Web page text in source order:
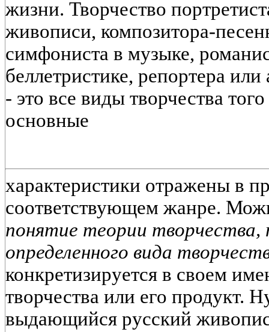
жизни. Творчество
живописи, композитора-
симфониста в музыке,
беллетристике, репортера
- это все виды творчества
основные
характеристики отражены в
соответствующем жанре.
понятие теории творчества,
определенного вида
конкретизируется в своем
творчества или его продукт.
выдающийся русский